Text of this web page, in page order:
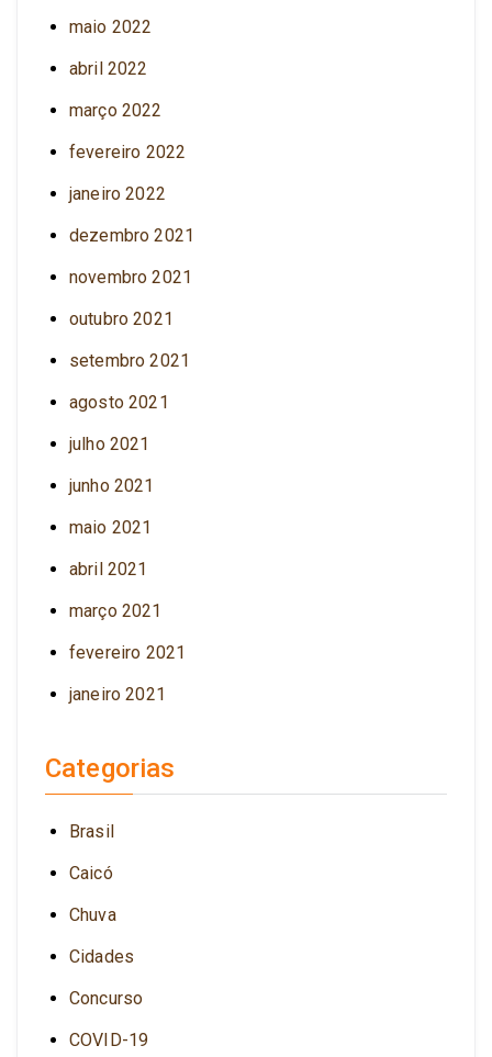
maio 2022
abril 2022
março 2022
fevereiro 2022
janeiro 2022
dezembro 2021
novembro 2021
outubro 2021
setembro 2021
agosto 2021
julho 2021
junho 2021
maio 2021
abril 2021
março 2021
fevereiro 2021
janeiro 2021
Categorias
Brasil
Caicó
Chuva
Cidades
Concurso
COVID-19